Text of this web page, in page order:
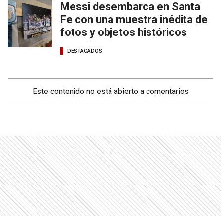
Messi desembarca en Santa
Fe con una muestra inédita de
fotos y objetos históricos
DESTACADOS
Este contenido no está abierto a comentarios